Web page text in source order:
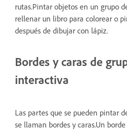
rutas.Pintar objetos en un grupo
rellenar un libro para colorear o
después de dibujar con lápiz.
Bordes y caras de
interactiva
Las partes que se pueden pintar
se llaman bordes y caras.Un